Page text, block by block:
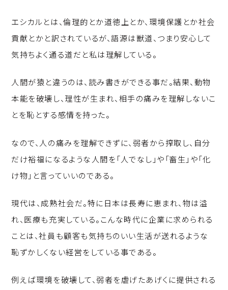
エシカルとは、倫理的とか道徳上とか、環境保護とか社会
貢献とかと訳されているが、語源は獣道、つまり安心して
気持ちよく通る道だと私は理解している。
人間が猿と違うのは、読み書きができる事だ。結果、動物
本能を破壊し、理性が生まれ、相手の痛みを理解しないこ
とを恥とする感情を持った。
なので、人の痛みを理解できずに、弱者から搾取し、自分
だけ裕福になるような人間を「人でなし」や「畜生」や「化
け物」と言っていいのである。
現代は、成熟社会だ。特に日本は長寿に恵まれ、物は溢
れ、医療も充実している。こんな時代に企業に求められる
ことは、社員も顧客も気持ちのいい生活が送れるような
恥ずかしくない経営をしている事である。
例えば環境を破壊して、弱者を虐げたあげくに提供される